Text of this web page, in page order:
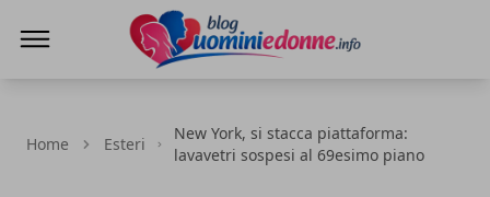
Home Esteri
New York, si stacca piattaforma:
lavavetri sospesi al 69esimo piano